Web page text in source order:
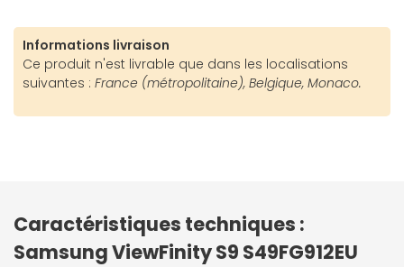
Informations livraison
Ce produit n'est livrable que dans les localisations
suivantes : France (métropolitaine), Belgique, Monaco.
Caractéristiques techniques :
Samsung ViewFinity S9 S49FG912EU